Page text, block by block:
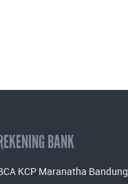
BANK
KCP Maranatha Bandung